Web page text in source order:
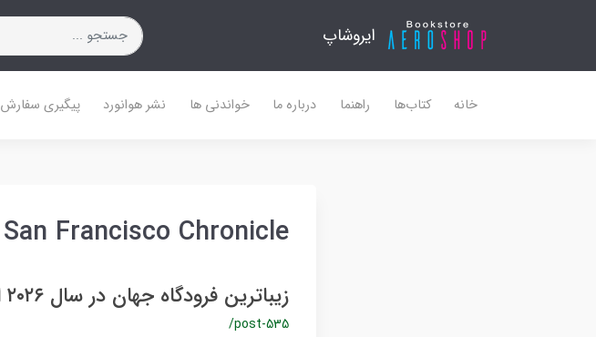
ایروشاپ
خانه کتاب‌ها راهنما درباره ما خواندنی ها نشر هوانورد پیگیری سفارش
San Francisco Chronicle
زیباترین فرودگاه جهان در سال ۲۰۲۶ انتخاب شد!
/post-535